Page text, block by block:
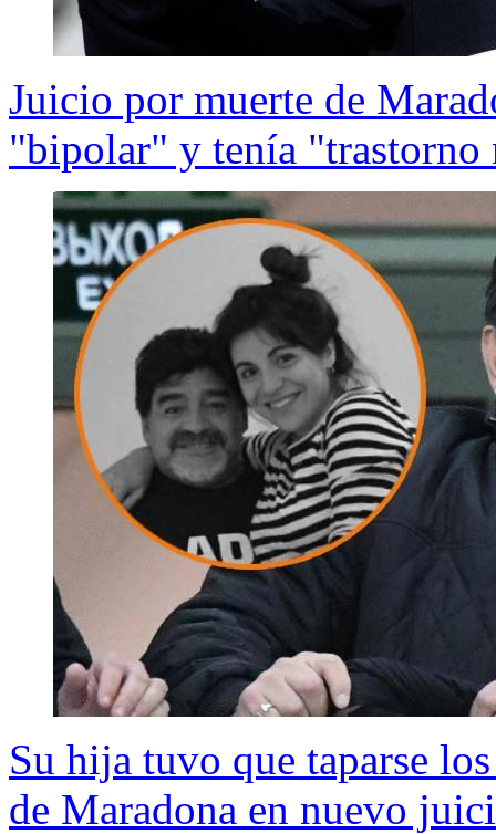
Juicio por muerte de
"bipolar" y tenía "trastorno
Su hija tuvo que taparse
de Maradona en nuevo